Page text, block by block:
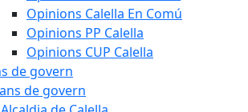
Opinions Calella En Comú
Opinions PP Calella
Opinions CUP Calella
de govern
de govern